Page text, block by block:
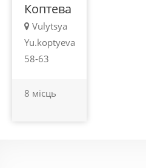
Коптева
Vulytsya
Yu.koptyeva
58-63
8 місць